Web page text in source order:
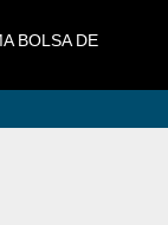
BOLSA DE